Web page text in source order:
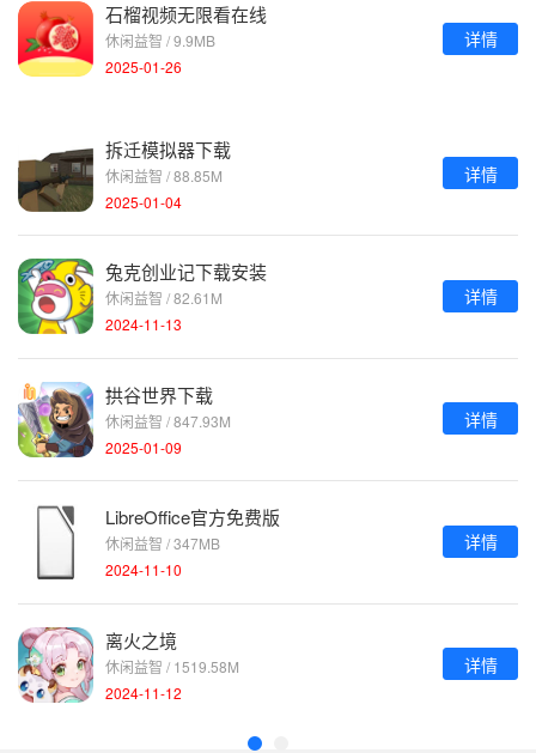
石榴视频无限看在线
休闲益智 / 9.9MB
2025-01-26
详情
拆迁模拟器下载
休闲益智 / 88.85M
2025-01-04
详情
兔克创业记下载安装
休闲益智 / 82.61M
2024-11-13
详情
拱谷世界下载
休闲益智 / 847.93M
2025-01-09
详情
LibreOffice官方免费版
休闲益智 / 347MB
2024-11-10
详情
离火之境
休闲益智 / 1519.58M
2024-11-12
详情